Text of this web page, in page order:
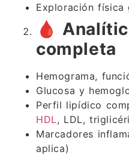
Exploración física
🩸
completa
Hemograma,
Glucosa y
Perfil lipídico
HDL, LDL,
Marcadores
aplica)